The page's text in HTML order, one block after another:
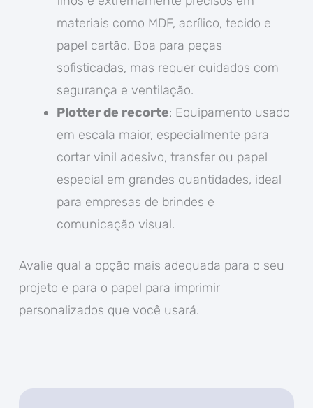
materiais como MDF, acrílico, tecido e
papel cartão. Boa para peças
sofisticadas, mas requer cuidados com
segurança e ventilação.
Plotter de recorte: Equipamento usado
em escala maior, especialmente para
cortar vinil adesivo, transfer ou papel
especial em grandes quantidades, ideal
para empresas de brindes e
comunicação visual.
Avalie qual a opção mais adequada para o seu
projeto e para o papel para imprimir
personalizados que você usará.